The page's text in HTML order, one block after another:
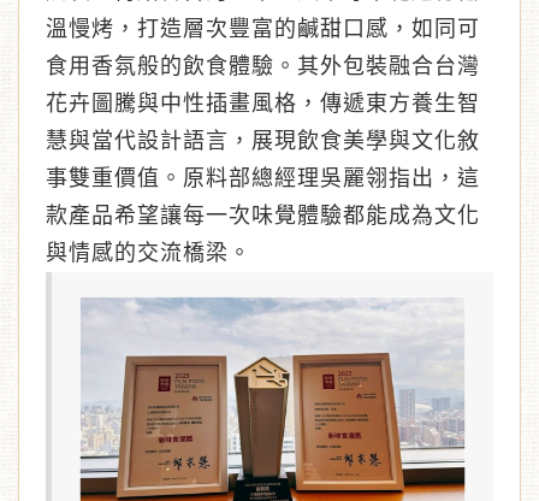
溫慢烤，打造層次豐富的鹹甜口感，如同可
食用香氛般的飲食體驗。其外包裝融合台灣
花卉圖騰與中性插畫風格，傳遞東方養生智
慧與當代設計語言，展現飲食美學與文化敘
事雙重價值。原料部總經理吳麗翎指出，這
款產品希望讓每一次味覺體驗都能成為文化
與情感的交流橋梁。